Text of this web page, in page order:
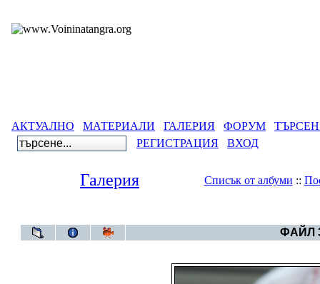
АКТУАЛНО МАТЕРИАЛИ ГАЛЕРИЯ ФОРУМ
РЕГИСТРАЦИЯ
ВХОД
Галерия Списък от албуми ::
ФАЙЛ